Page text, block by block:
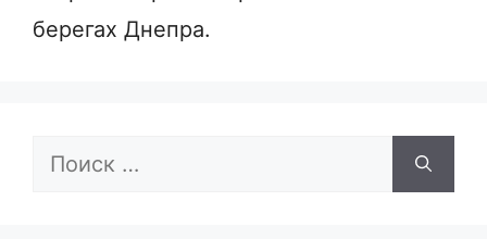
берегах Днепра.
Поиск: